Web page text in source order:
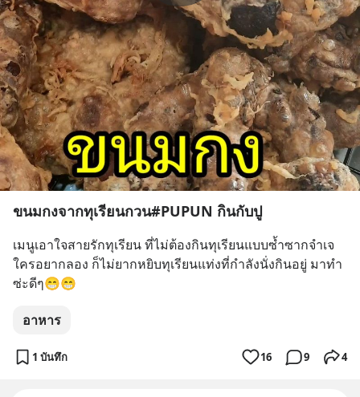
ขนมกงจากทุเรียนกวน#PUPUN กินกับปู
เมนูเอาใจสายรักทุเรียน ที่ไม่ต้องกินทุเรียนแบบซ้ำซากจำเจ
ใครอยากลอง ก็ไม่ยากหยิบทุเรียนแท่งที่กำลังนั่งกินอยู่ มาทำ
ซ่ะดีๆ😁😁
อาหาร
1 บันทึก 16 9 4